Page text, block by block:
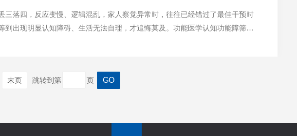
落四，反应变慢、逻辑混乱，家人察觉异常时，往往已经错过了最佳干预时
出现明显认知障碍、生活无法自理，才追悔莫及。功能医学认知功能障筛查
末页 跳转到第 页